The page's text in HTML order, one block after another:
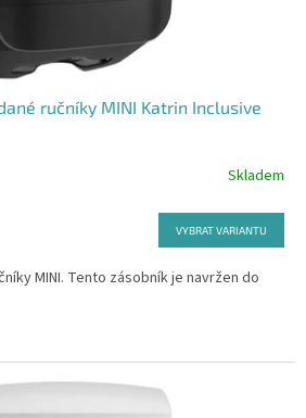
ručníky MINI Katrin Inclusive
Skladem
VYBRAT VARIANTU
MINI. Tento zásobník je navržen do